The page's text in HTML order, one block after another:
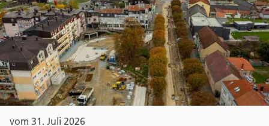
vom 31. Juli 2026